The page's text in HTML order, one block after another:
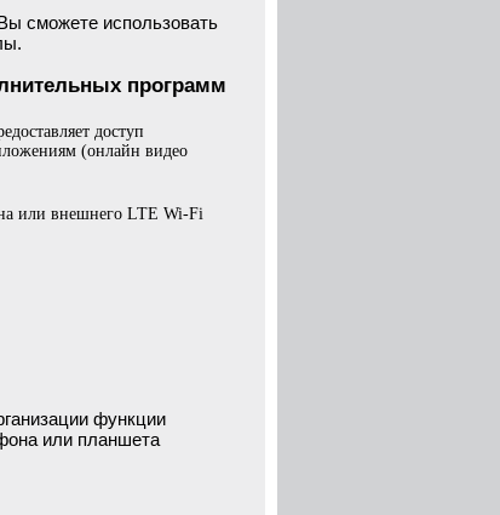
сможете использовать
программ
доступ
(онлайн видео
или внешнего LTE Wi-Fi
функции
или планшета